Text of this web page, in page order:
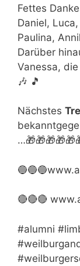
Fettes
Daniel,
Paulina,
Darüber
Vanessa,
🎶 🎵
Nächstes
🔴🔴🔴
#alumni